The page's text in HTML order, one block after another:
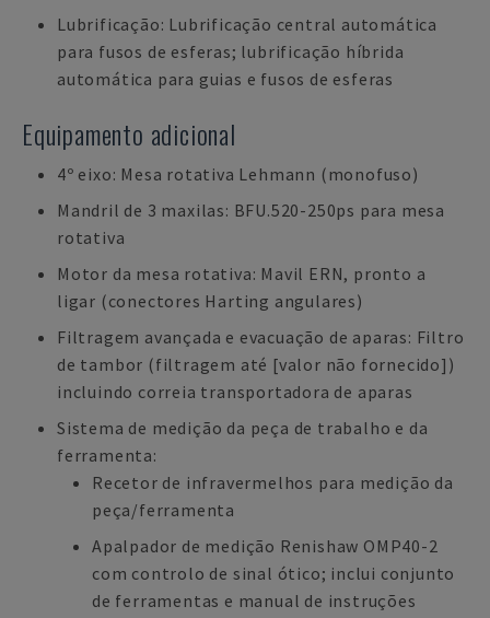
Lubrificação: Lubrificação central automática
para fusos de esferas; lubrificação híbrida
automática para guias e fusos de esferas
Equipamento adicional
4º eixo: Mesa rotativa Lehmann (monofuso)
Mandril de 3 maxilas: BFU.520-250ps para mesa
rotativa
Motor da mesa rotativa: Mavil ERN, pronto a
ligar (conectores Harting angulares)
Filtragem avançada e evacuação de aparas: Filtro
de tambor (filtragem até [valor não fornecido])
incluindo correia transportadora de aparas
Sistema de medição da peça de trabalho e da
ferramenta:
Recetor de infravermelhos para medição da
peça/ferramenta
Apalpador de medição Renishaw OMP40-2
com controlo de sinal ótico; inclui conjunto
de ferramentas e manual de instruções